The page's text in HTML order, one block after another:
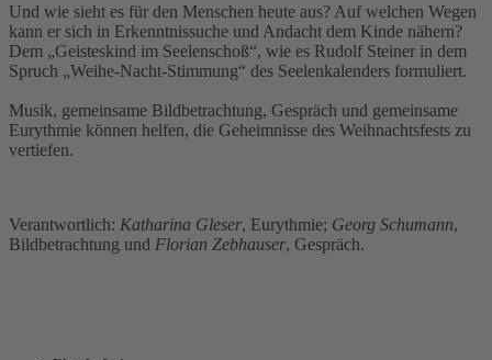
Und wie sieht es für den Menschen heute aus? Auf welchen Wegen
kann er sich in Erkenntnissuche und Andacht dem Kinde nähern?
Dem „Geisteskind im Seelenschoß“, wie es Rudolf Steiner in dem
Spruch „Weihe-Nacht-Stimmung“ des Seelenkalenders formuliert.
Musik, gemeinsame Bildbetrachtung, Gespräch und gemeinsame
Eurythmie können helfen, die Geheimnisse des Weihnachtsfests zu
vertiefen.
Verantwortlich: Katharina Gleser, Eurythmie; Georg Schumann,
Bildbetrachtung und Florian Zebhauser, Gespräch.